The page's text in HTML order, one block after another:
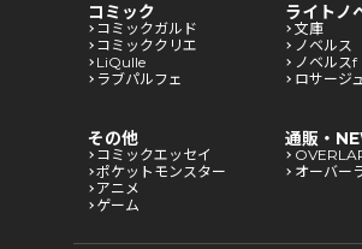
コミック
コミックガルド
コミッククリエ
LiQulle
ラブパルフェ
ライトノ
文庫
ノベルス
ノベルスf
ロサージ
その他
コミックエッセイ
ポケットモンスター
アニメ
ゲーム
通販・
オーバー